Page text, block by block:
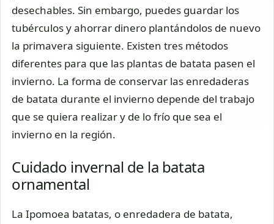
desechables. Sin embargo, puedes guardar los
tubérculos y ahorrar dinero plantándolos de nuevo
la primavera siguiente. Existen tres métodos
diferentes para que las plantas de batata pasen el
invierno. La forma de conservar las enredaderas
de batata durante el invierno depende del trabajo
que se quiera realizar y de lo frío que sea el
invierno en la región.
Cuidado invernal de la batata
ornamental
La Ipomoea batatas, o enredadera de batata,